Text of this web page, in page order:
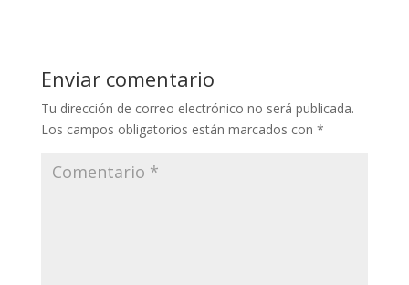
Enviar comentario
Tu dirección de correo electrónico no será publicada.
Los campos obligatorios están marcados con *